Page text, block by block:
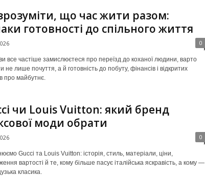
що час жити разом:
готовності до спільного життя
0
все частіше замислюєтеся про переїзд до коханої людини, варто
не лише почуття, а й готовність до побуту, фінансів і відкритих
про майбутнє.
чи Louis Vuitton: який бренд
моди обрати
0
Gucci та Louis Vuitton: історія, стиль, матеріали, ціни,
вартості й те, кому більше пасує італійська яскравість, а кому —
класика.